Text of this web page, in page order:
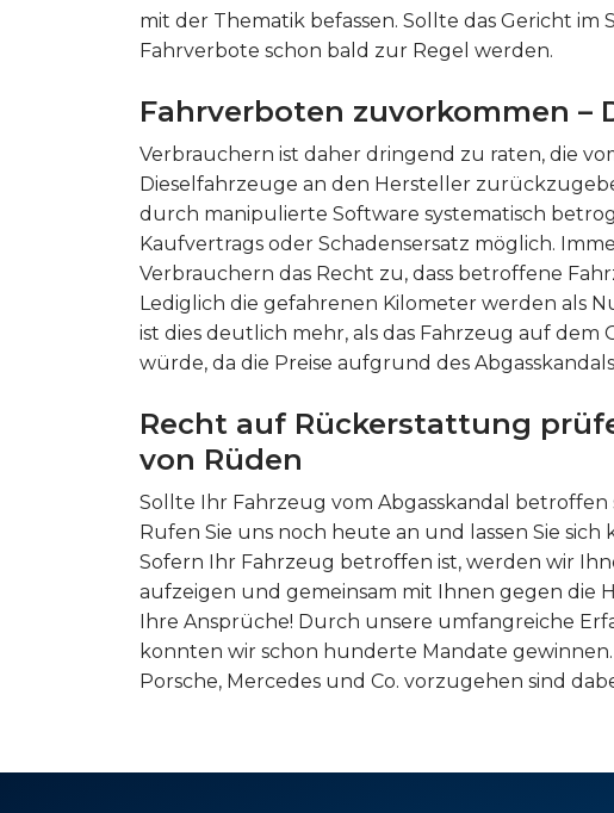
mit der Thematik befassen. Sollte das Gericht
Fahrverbote schon bald zur Regel werden.
Fahrverboten zuvorkommen –
Verbrauchern ist daher dringend zu raten, die
Dieselfahrzeuge an den Hersteller
durch manipulierte Software systematisch
Kaufvertrags oder Schadensersatz möglich.
Verbrauchern das Recht zu, dass betroffene
Lediglich die gefahrenen Kilometer werden als
ist dies deutlich mehr, als das Fahrzeug auf
würde, da die Preise aufgrund des
Recht auf Rückerstattung
von Rüden
Sollte Ihr Fahrzeug vom Abgasskandal betroffen
Rufen Sie uns noch heute an und lassen Sie
Sofern Ihr Fahrzeug betroffen ist, werden wir
aufzeigen und gemeinsam mit Ihnen gegen die
Ihre Ansprüche! Durch unsere umfangreiche
konnten wir schon hunderte Mandate
Porsche, Mercedes und Co. vorzugehen sind